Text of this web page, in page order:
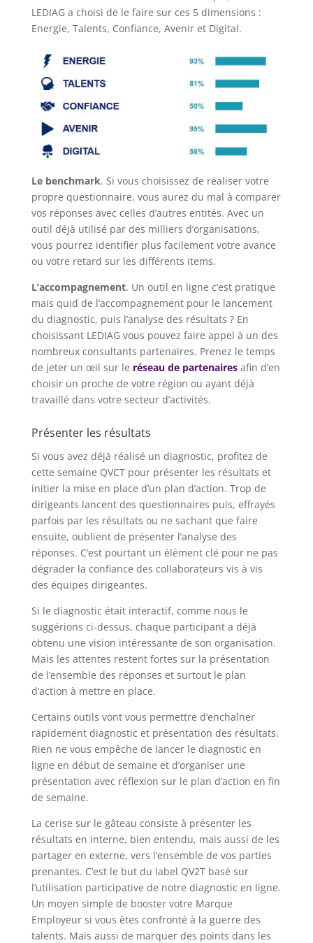
LEDIAG a choisi de le faire sur ces 5 dimensions :
Energie, Talents, Confiance, Avenir et Digital.
Le benchmark. Si vous choisissez de réaliser votre
propre questionnaire, vous aurez du mal à comparer
vos réponses avec celles d’autres entités. Avec un
outil déjà utilisé par des milliers d’organisations,
vous pourrez identifier plus facilement votre avance
ou votre retard sur les différents items.
L’accompagnement. Un outil en ligne c’est pratique
mais quid de l’accompagnement pour le lancement
du diagnostic, puis l’analyse des résultats ? En
choisissant LEDIAG vous pouvez faire appel à un des
nombreux consultants partenaires. Prenez le temps
de jeter un œil sur le réseau de partenairesafin d’en
choisir un proche de votre région ou ayant déjà
travaillé dans votre secteur d’activités.
Présenter les résultats
Si vous avez déjà réalisé un diagnostic, profitez de
cette semaine QVCT pour présenter les résultats et
initier la mise en place d’un plan d’action. Trop de
dirigeants lancent des questionnaires puis, effrayés
parfois par les résultats ou ne sachant que faire
ensuite, oublient de présenter l’analyse des
réponses. C’est pourtant un élément clé pour ne pas
dégrader la confiance des collaborateurs vis à vis
des équipes dirigeantes.
Si le diagnostic était interactif, comme nous le
suggérions ci-dessus, chaque participant a déjà
obtenu une vision intéressante de son organisation.
Mais les attentes restent fortes sur la présentation
de l’ensemble des réponses et surtout le plan
d’action à mettre en place.
Certains outils vont vous permettre d’enchaîner
rapidement diagnostic et présentation des résultats.
Rien ne vous empêche de lancer le diagnostic en
ligne en début de semaine et d’organiser une
présentation avec réflexion sur le plan d’action en fin
de semaine.
La cerise sur le gâteau consiste à présenter les
résultats en interne, bien entendu, mais aussi de les
partager en externe, vers l’ensemble de vos parties
prenantes. C’est le but du label QV2T basé sur
l’utilisation participative de notre diagnostic en ligne.
Un moyen simple de booster votre Marque
Employeur si vous êtes confronté à la guerre des
talents. Mais aussi de marquer des points dans les